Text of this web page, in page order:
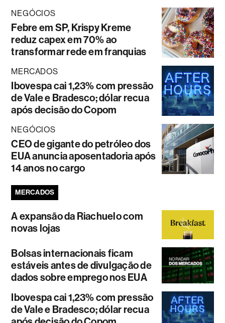
NEGÓCIOS
Febre em SP, Krispy Kreme
reduz capex em 70% ao
transformar rede em franquias
MERCADOS
Ibovespa cai 1,23% com pressão
de Vale e Bradesco; dólar recua
após decisão do Copom
NEGÓCIOS
CEO de gigante do petróleo dos
EUA anuncia aposentadoria após
14 anos no cargo
MERCADOS
A expansão da Riachuelo com
novas lojas
Bolsas internacionais ficam
estáveis antes de divulgação de
dados sobre emprego nos EUA
Ibovespa cai 1,23% com pressão
de Vale e Bradesco; dólar recua